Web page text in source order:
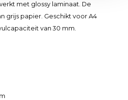
met glossy laminaat. De
grijs papier. Geschikt voor A4
van 30 mm.